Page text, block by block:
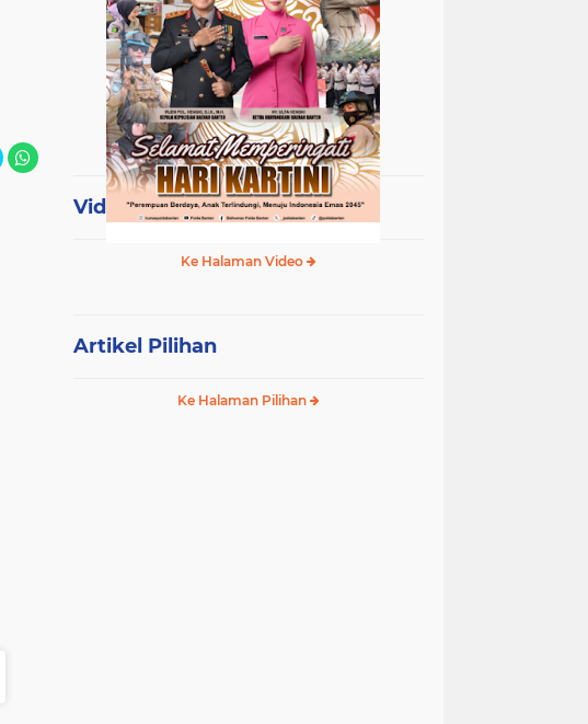
Video Terpopuler
Ke Halaman Video
Artikel Pilihan
Ke Halaman Pilihan